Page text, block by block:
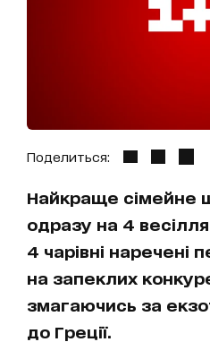
Поделиться:
Найкраще сімейне
одразу на 4
4 чарівні наречені
на запеклих
змагаючись за
до Греції.